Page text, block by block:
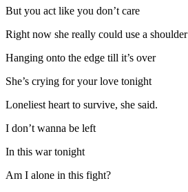
But you act like you don’t care
Right now she really could use a shoulder
Hanging onto the edge till it’s over
She’s crying for your love tonight
Loneliest heart to survive, she said.
I don’t wanna be left
In this war tonight
Am I alone in this fight?